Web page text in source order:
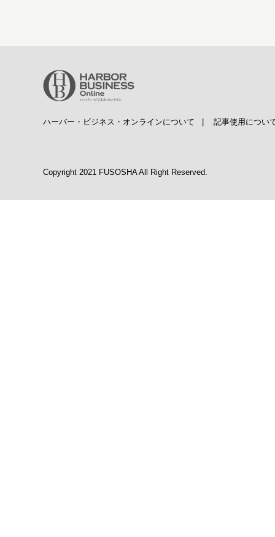
ハーバー・ビジネス・オンラインについて | 記事使用につい
Copyright 2021 FUSOSHA All Right Reserved.